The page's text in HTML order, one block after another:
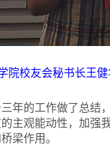
院校友会秘书长王
年的工作做了总
主观能动性，加强
梁作用。